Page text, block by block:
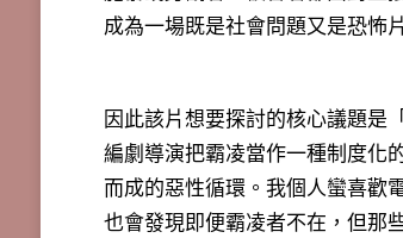
成為一場既是社會問題又是恐怖
因此該片想要探討的核心議題是
編劇導演把霸凌當作一種制度化
而成的惡性循環。我個人蠻喜歡
也會發現即便霸凌者不在，但那